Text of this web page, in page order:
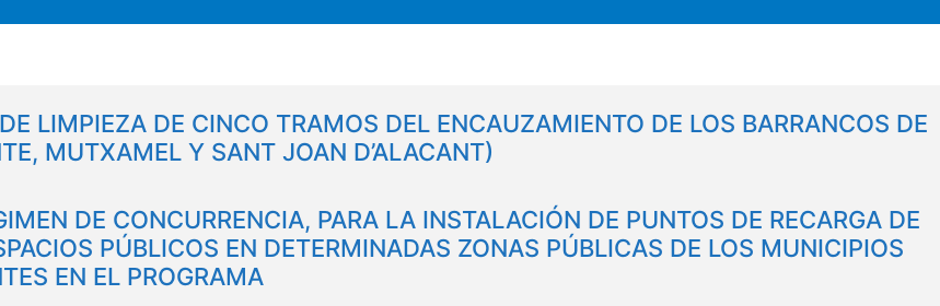
LIMPIEZA DE CINCO TRAMOS DEL ENCAUZAMIENTO DE LOS BARRANCOS DE
MUTXAMEL Y SANT JOAN D’ALACANT)
DE CONCURRENCIA, PARA LA INSTALACIÓN DE PUNTOS DE RECARGA DE
PÚBLICOS EN DETERMINADAS ZONAS PÚBLICAS DE LOS MUNICIPIOS
EN EL PROGRAMA